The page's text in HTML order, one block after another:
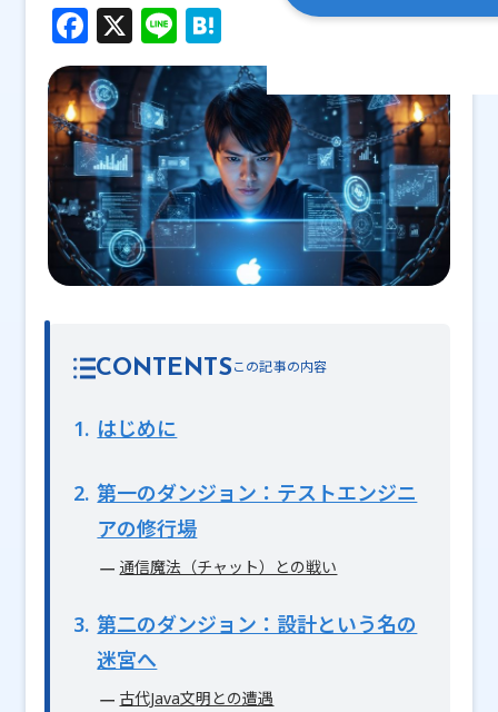
F
a
c
e
b
o
o
k
X Li
n
e
H
at
e
n
a
CONTENTS
1 はじめに
2 第一のダンジョン：テストエンジニ
アの修行場
通信魔法（チャット）との戦い
3 第二のダンジョン：設計という名の
迷宮へ
古代Java文明との遭遇